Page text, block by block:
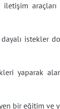
iletişim
istekler
yaparak
bir eğitim ve